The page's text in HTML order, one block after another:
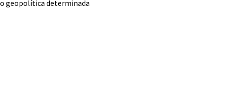
geopolítica determinada